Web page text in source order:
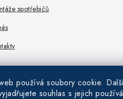
používá soubory cookie.
souhlas s jejich
spotřebičů